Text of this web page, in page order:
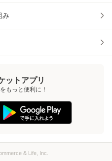
み
ットアプリ
もっと便利に！
& Life, Inc.